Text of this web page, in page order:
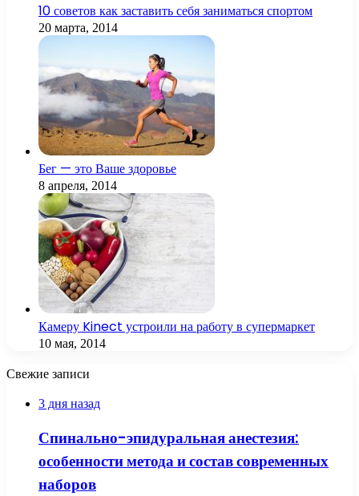
10 советов как заставить себя заниматься спортом
20 марта, 2014
Бег — это Ваше здоровье
8 апреля, 2014
Камеру Kinect устроили на работу в супермаркет
10 мая, 2014
Свежие записи
3 дня назад
Спинально-эпидуральная анестезия:
особенности метода и состав современных
наборов